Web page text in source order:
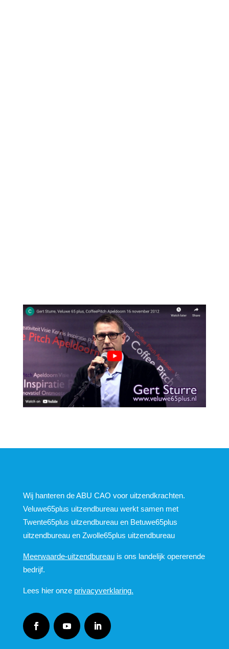
Wij hanteren de ABU CAO voor uitzendkrachten.
Veluwe65plus uitzendbureau werkt samen met
Twente65plus uitzendbureau en Betuwe65plus
uitzendbureau en Zwolle65plus uitzendbureau
Meerwaarde-uitzendbureauis ons landelijk opererende
bedrijf.
Lees hier onze privacyverklaring.